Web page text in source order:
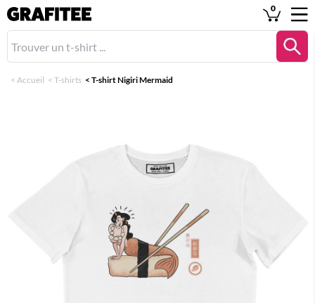
0
< Accueil < T-shirts < T-shirt Nigiri Mermaid